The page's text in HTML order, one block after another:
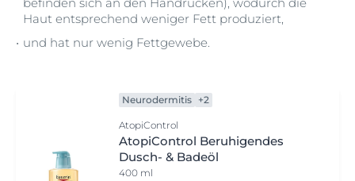
Haut entsprechend weniger Fett produziert,
und hat nur wenig Fettgewebe.
Neurodermitis +2
AtopiControl
AtopiControl Beruhigendes
Dusch- & Badeöl
400 ml